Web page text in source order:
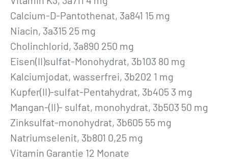
Calcium-D-Pantothenat, 3a841 15 mg
Niacin, 3a315 25 mg
Cholinchlorid, 3a890 250 mg
Eisen(II)sulfat-Monohydrat, 3b103 80 mg
Kalciumjodat, wasserfrei, 3b202 1 mg
Kupfer(II)-sulfat-Pentahydrat, 3b405 3 mg
Mangan-(II)- sulfat, monohydrat, 3b503 50 mg
Zinksulfat-monohydrat, 3b605 55 mg
Natriumselenit, 3b801 0,25 mg
Vitamin Garantie 12 Monate